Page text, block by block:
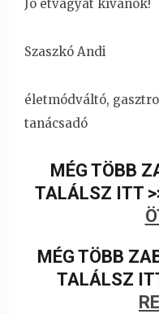
Jó étvágyat kívánok!
Szaszkó Andi
életmódváltó,
tanácsadó
MÉG TÖBB
TALÁLSZ ITT
MÉG TÖBB
TALÁLSZ